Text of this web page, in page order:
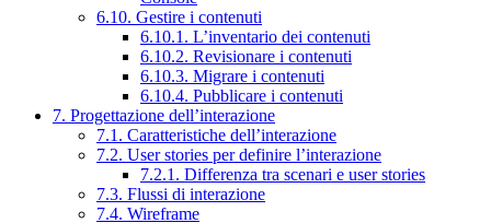
6.10. Gestire i contenuti
6.10.1. L’inventario dei contenuti
6.10.2. Revisionare i contenuti
6.10.3. Migrare i contenuti
6.10.4. Pubblicare i contenuti
7. Progettazione dell’interazione
7.1. Caratteristiche dell’interazione
7.2. User stories per definire l’interazione
7.2.1. Differenza tra scenari e user stories
7.3. Flussi di interazione
7.4. Wireframe